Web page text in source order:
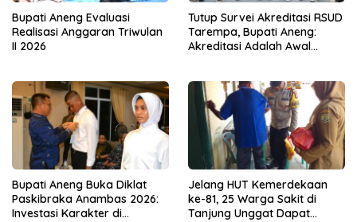
Bupati Aneng Evaluasi
Realisasi Anggaran Triwulan
II 2026
Tutup Survei Akreditasi RSUD
Tarempa, Bupati Aneng:
Akreditasi Adalah Awal
Bupati Aneng Buka Diklat
Paskibraka Anambas 2026:
Investasi Karakter di
Jelang HUT Kemerdekaan
ke-81, 25 Warga Sakit di
Tanjung Unggat Dapat